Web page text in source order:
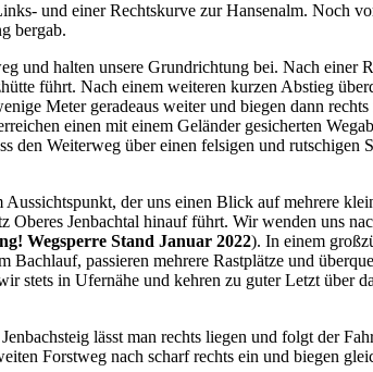
und einer Rechtskurve zur Hansenalm. Noch
bergab.
und halten unsere Grundrichtung bei. Nach
führt. Nach einem weiteren kurzen Abstieg
Meter geradeaus weiter und biegen dann
einen mit einem Geländer gesicherten
den Weiterweg über einen felsigen und
der uns einen Blick auf mehrere
Jenbachtal hinauf führt. Wir wenden uns
Wegsperre Stand Januar 2022). In einem
passieren mehrere Rastplätze und
stets in Ufernähe und kehren zu guter Letzt über
lässt man rechts liegen und folgt der
Forstweg nach scharf rechts ein und biegen